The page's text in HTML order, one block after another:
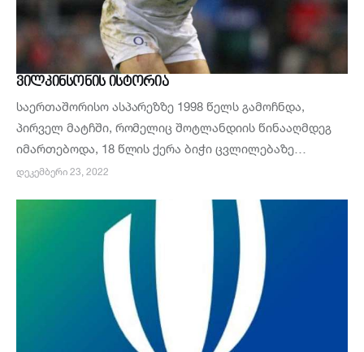
ᲕᲘᲚᲙᲘᲜᲡᲝᲜᲘᲡ ᲘᲡᲢᲝᲠᲘᲐ
საერთაშორისო ასპარეზზე 1998 წელს გამოჩნდა,
პირველ მატჩში, რომელიც შოტლანდიის წინააღმდეგ
იმართებოდა, 18 წლის ქერა ბიჭი ცვლილებაზე…
ᲓᲔᲙᲔᲛᲑᲔᲠᲘ 23, 2022